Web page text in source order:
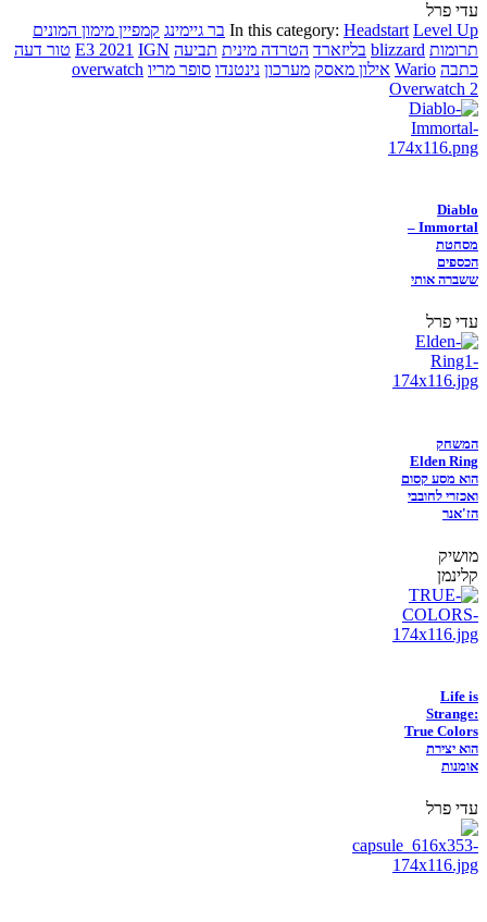
עדי פרל
In this category: Headstart Level Up בר גיימינג קמפיין מימון המונים
תרומות blizzard בליזארד הטרדה מינית תביעה E3 2021 IGN
טור דעה
כתבה Wario אילון מאסק מערכון נינטנדו סופר מריו overwatch
Overwatch 2
Diablo
Immortal –
מסחטת
הכספים
ששברה אותי
עדי פרל
המשחק
Elden Ring
הוא מסע קסום
ואכזרי לחובבי
הז'אנר
מושיק
קלינמן
Life is
Strange:
True Colors
הוא יצירת
אומנות
עדי פרל